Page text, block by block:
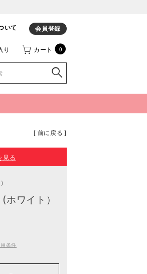
いて 会員登録
り カート 0
[ 前に戻る ]
見る
ホワイト）
条件